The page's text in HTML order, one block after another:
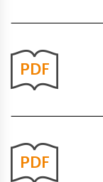
PDF
PDF